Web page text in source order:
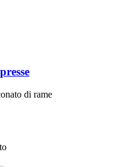
di rame